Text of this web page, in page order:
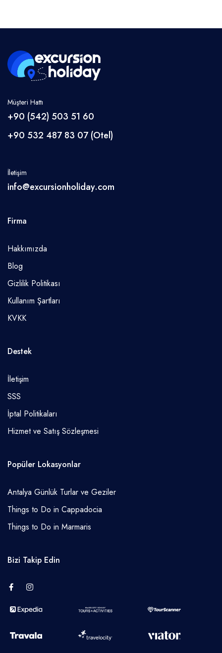
Müşteri Hattı
+90 (542) 503 51 60
+90 532 487 83 07 (Otel)
İletişim
info@excursionholiday.com
Firma
Hakkımızda
Blog
Gizlilik Politikası
Kullanım Şartları
KVKK
Destek
İletişim
SSS
İptal Politikaları
Hizmet ve Satış Sözleşmesi
Popüler Lokasyonlar
Antalya Günlük Turlar ve Geziler
Things to Do in Cappadocia
Things to Do in Marmaris
Bizi Takip Edin